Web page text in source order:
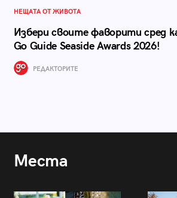
НЕЩАТА ОТ ЖИВОТА
Избери своите фаворити сред
Go Guide Seaside Awards 2026!
РЕДАКТОРИТЕ
Места